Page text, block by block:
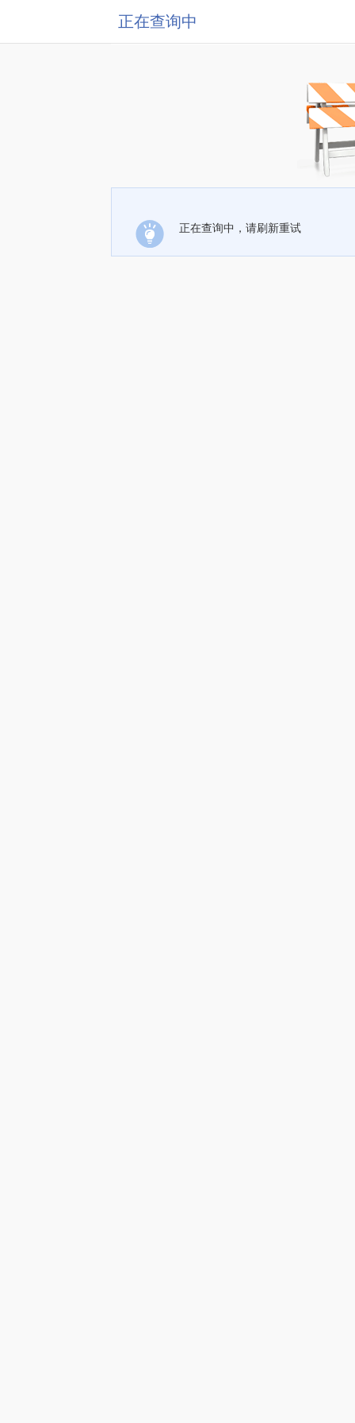
正在查询中
正在查询中，请刷新重试